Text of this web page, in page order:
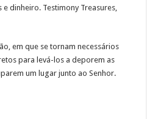
dinheiro. Testimony Treasures,
em que se tornam necessários
para levá-los a deporem as
um lugar junto ao Senhor.